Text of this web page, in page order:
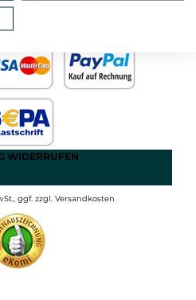
UND
WIDERRUFEN
ggf. zzgl. Versandkosten